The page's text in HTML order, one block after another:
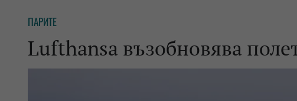
КРИПТО
БАНКИ
ПАРИТЕ
ИМОТИ
ПАРИТЕ
Lufthansa възобновява